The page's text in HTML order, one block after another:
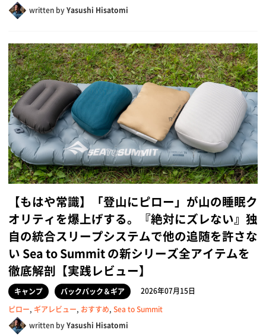
written byYasushi Hisatomi
【もはや常識】「登山にピロー」が山の睡眠ク
オリティを爆上げする。『絶対にズレない』独
自の統合スリープシステムで他の追随を許さな
い Sea to Summit の新シリーズ全アイテムを
徹底解剖【実践レビュー】
キャンプ バックパック＆ギア
2026年07月15日
ピロー, ギアレビュー, おすすめ, Sea to Summit
written byYasushi Hisatomi